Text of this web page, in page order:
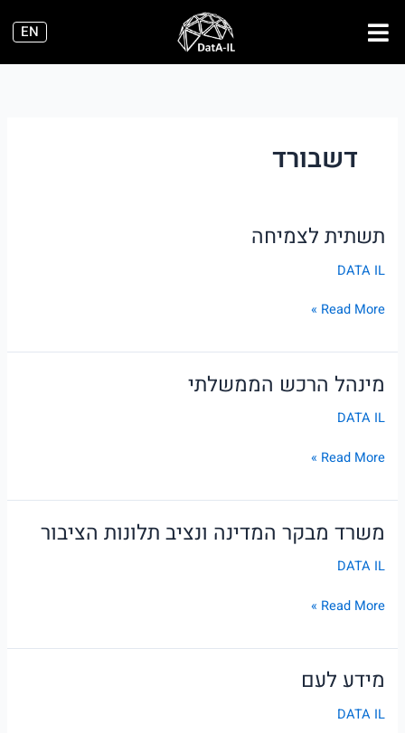
לתוכן
EN
דשבורד
תשתית לצמיחה
DATA IL
תשתית
Read More »
מינהל הרכש הממשלתי
DATA IL
מינהל
הממשלתי
Read More »
משרד מבקר המדינה ונציב תלונות הציבור
DATA IL
משרד
המדינה
תלונות
Read More »
מידע לעם
DATA IL
מידע